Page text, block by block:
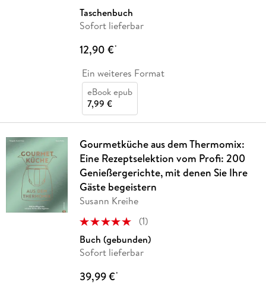
Taschenbuch
Sofort lieferbar
12,90 €*
Ein weiteres Format
eBook epub
7,99 €
Gourmetküche aus dem Thermomix:
Eine Rezeptselektion vom Profi: 200
Genießergerichte, mit denen Sie Ihre
Gäste begeistern
Susann Kreihe
(1)
Buch (gebunden)
Sofort lieferbar
39,99 €*